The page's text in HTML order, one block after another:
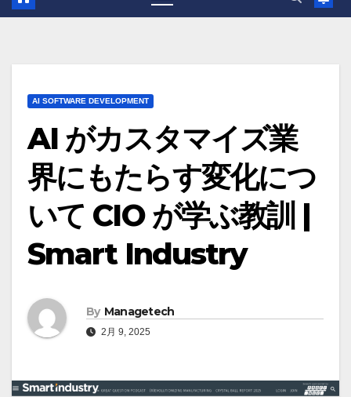
AI SOFTWARE DEVELOPMENT
AI がカスタマイズ業
界にもたらす変化につ
いて CIO が学ぶ教訓 |
Smart Industry
By Managetech
2月 9, 2025